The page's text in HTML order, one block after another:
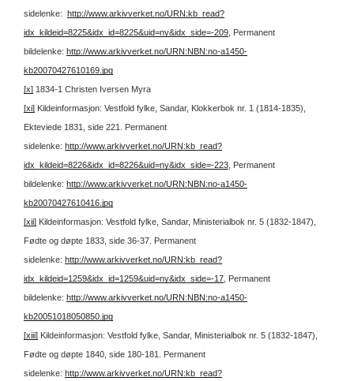
sidelenke: http://www.arkivverket.no/URN:kb_read?
idx_kildeid=8225&idx_id=8225&uid=ny&idx_side=-209 , Permanent
bildelenke: http://www.arkivverket.no/URN:NBN:no-a1450-
kb20070427610169.jpg
[x] 1834-1 Christen Iversen Myra
[xi] Kildeinformasjon: Vestfold fylke, Sandar, Klokkerbok nr. 1 (1814-1835),
Ekteviede 1831, side 221. Permanent
sidelenke: http://www.arkivverket.no/URN:kb_read?
idx_kildeid=8226&idx_id=8226&uid=ny&idx_side=-223 , Permanent
bildelenke: http://www.arkivverket.no/URN:NBN:no-a1450-
kb20070427610416.jpg
[xii] Kildeinformasjon: Vestfold fylke, Sandar, Ministerialbok nr. 5 (1832-1847),
Fødte og døpte 1833, side 36-37. Permanent
sidelenke: http://www.arkivverket.no/URN:kb_read?
idx_kildeid=1259&idx_id=1259&uid=ny&idx_side=-17 , Permanent
bildelenke: http://www.arkivverket.no/URN:NBN:no-a1450-
kb20051018050850.jpg
[xiii] Kildeinformasjon: Vestfold fylke, Sandar, Ministerialbok nr. 5 (1832-1847),
Fødte og døpte 1840, side 180-181. Permanent
sidelenke: http://www.arkivverket.no/URN:kb_read?